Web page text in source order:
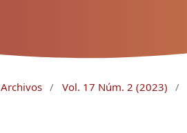
Archivos / Vol. 17 Núm. 2 (2023) /